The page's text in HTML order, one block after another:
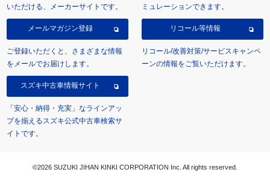
いただける、メーカーサイトです。
ミュレーションできます。
メールマガジン登録
ご登録いただくと、さまざまな情報
をメールでお届けします。
リコール等情報
リコール/改善対策/サービスキャンペ
ーンの情報をご覧いただけます。
スズキ中古車情報サイト
「安心・納得・充実」なラインアッ
プを揃えるスズキ公式中古車検索サ
イトです。
©2026 SUZUKI JIHAN KINKI CORPORATION Inc. All rights reserved.